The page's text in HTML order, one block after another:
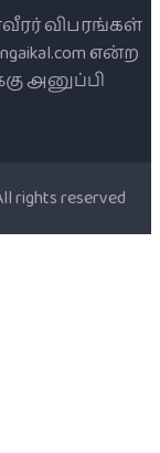
விபரங்கள்
என்ற
அனுப்பி
rights reserved